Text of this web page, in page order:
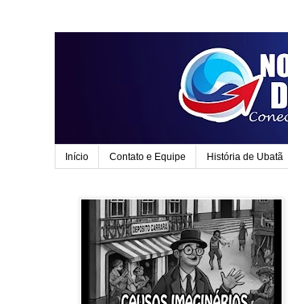
Início Contato e Equipe História de Ubatã